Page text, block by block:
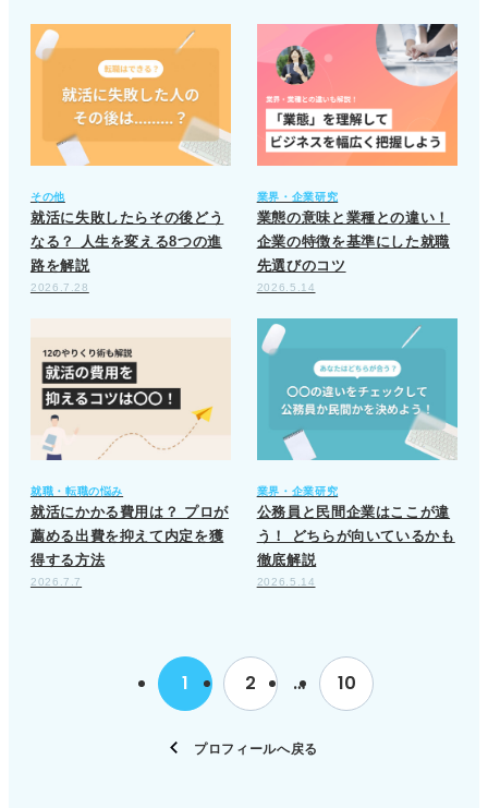
その他
就活に失敗したらその後どう
なる？ 人生を変える8つの進
路を解説
2026.7.28
業界・企業研究
業態の意味と業種との違い！
企業の特徴を基準にした就職
先選びのコツ
2026.5.14
就職・転職の悩み
就活にかかる費用は？ プロが
薦める出費を抑えて内定を獲
得する方法
2026.7.7
業界・企業研究
公務員と民間企業はここが違
う！ どちらが向いているかも
徹底解説
2026.5.14
1 2 … 10
プロフィールへ戻る